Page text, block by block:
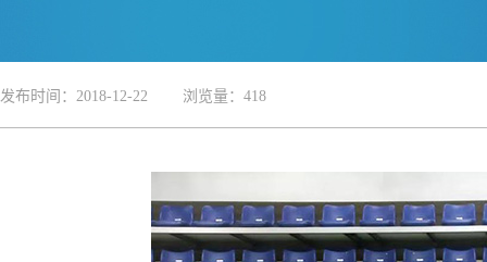
发布时间：2018-12-22 浏览量： 418